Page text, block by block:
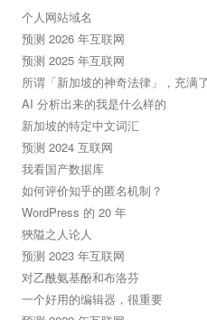
个人网站域名
预测 2026 年互联网
预测 2025 年互联网
所谓「新加坡的神奇法律」，充满
AI 分析出来的我是什么样的
新加坡的特定中文词汇
预测 2024 互联网
我看国产数据库
如何评价知乎的匿名机制？
WordPress 的 20 年
狹隘之人论人
预测 2023 年互联网
对乙酰氨基酚和布洛芬
一个好用的编辑器，很重要